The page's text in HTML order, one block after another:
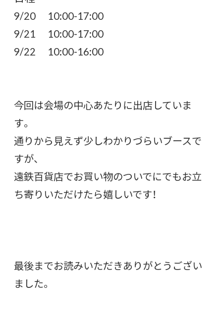
9/20 10:00-17:00
9/21 10:00-17:00
9/22 10:00-16:00
今回は会場の中心あたりに出店していま
す。
通りから見えず少しわかりづらいブースで
すが、
遠鉄百貨店でお買い物のついでにでもお立
ち寄りいただけたら嬉しいです！
最後までお読みいただきありがとうござい
ました。